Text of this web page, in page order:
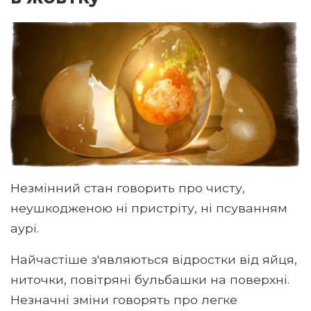
Незмінний стан говорить про чисту,
неушкодженою ні пристріту, ні псуванням
аурі.
Найчастіше з'являються відростки від яйця,
ниточки, повітряні бульбашки на поверхні.
Незначні зміни говорять про легке